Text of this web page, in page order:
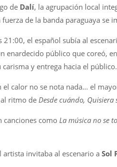
de Dalí, la agrupación local
fuerza de la banda paraguaya se
el español subía al
enardecido público que coreó,
y entrega hacia el público.
calor no se nota nada… el
ritmo de Desde cuándo, Quisiera
canciones como La música no se
invitaba al escenario a Sol